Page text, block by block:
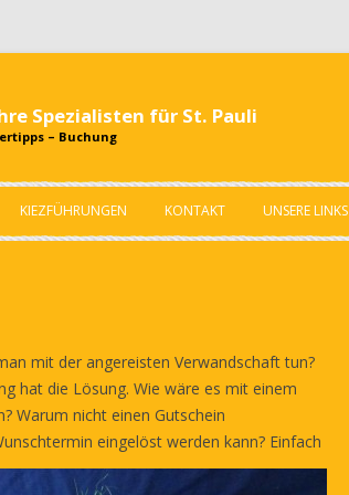
Spezialisten für St. Pauli
– Buchung
Zum
Inhalt
KIEZFÜHRUNGEN
NEUSTADT: JÜDISCHE
NACHBARSCHAFT UND KLEIN-
MOSKAU
VON ALLEM ETWAS
KONTAKT UNSERE LINKS
mit der angereisten Verwandschaft tun?
hat die Lösung. Wie wäre es mit einem
Warum nicht einen Gutschein
eingelöst werden kann? Einfach